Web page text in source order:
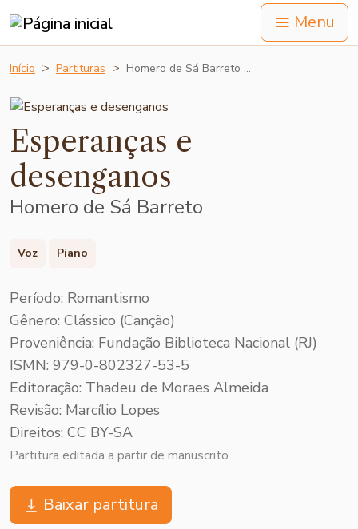
Menu
Início Partituras Homero de Sá Barreto …
Esperanças e
desenganos
Homero de Sá Barreto
Voz Piano
Período: Romantismo
Gênero: Clássico (Canção)
Proveniência: Fundação Biblioteca Nacional (RJ)
ISMN: 979-0-802327-53-5
Editoração: Thadeu de Moraes Almeida
Revisão: Marcílio Lopes
Direitos: CC BY-SA
Partitura editada a partir de manuscrito
Baixar partitura